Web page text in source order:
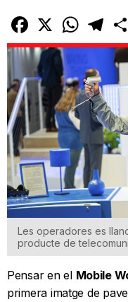
Facebook
X WhatsApp
Les operadores es
producte de
Pensar en el Mobile
primera imatge de